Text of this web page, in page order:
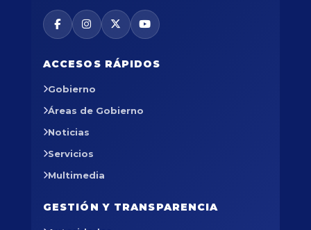
ACCESOS RÁPIDOS
Gobierno
Áreas de Gobierno
Noticias
Servicios
Multimedia
GESTIÓN Y TRANSPARENCIA